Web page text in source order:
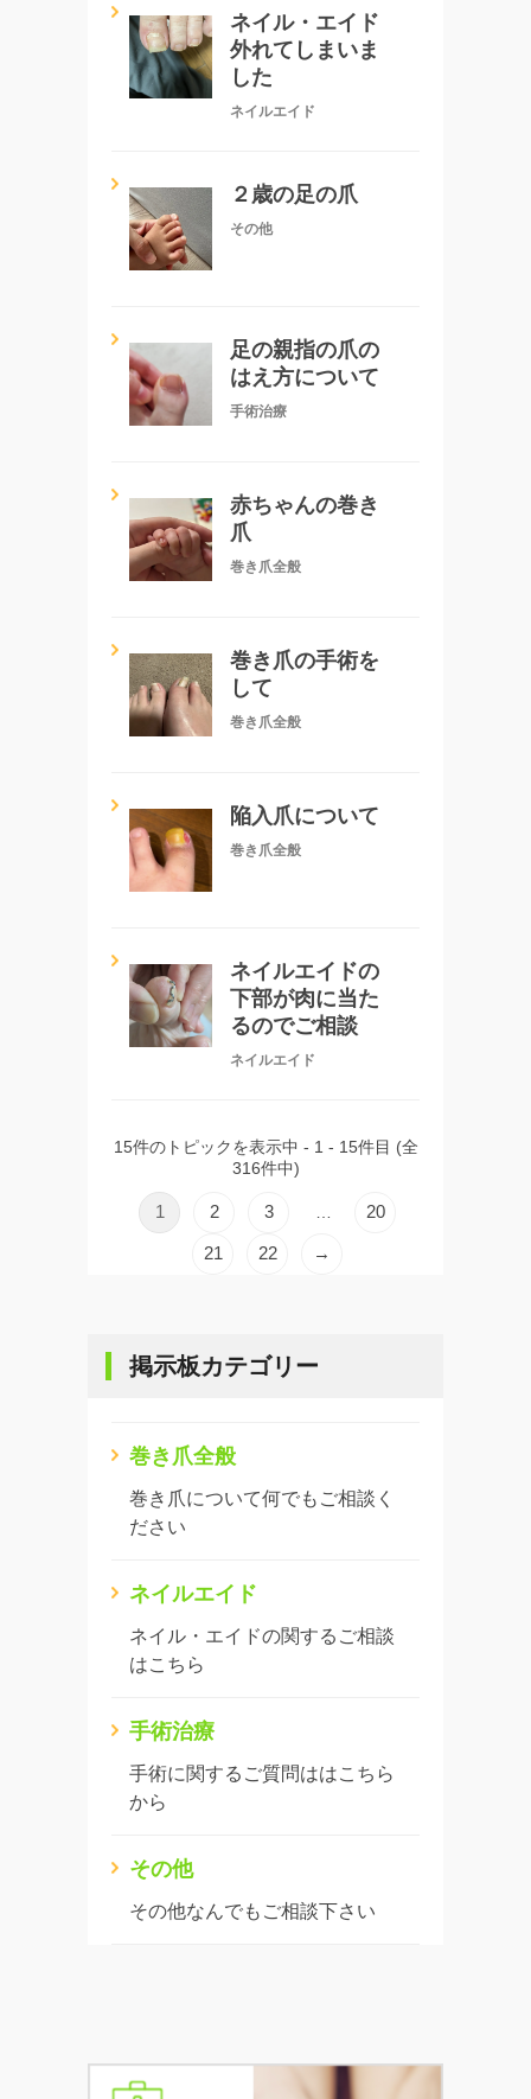
ネイル・エイド
外れてしまいま
した
ネイルエイド
２歳の足の爪
その他
足の親指の爪の
はえ方について
手術治療
赤ちゃんの巻き
爪
巻き爪全般
巻き爪の手術を
して
巻き爪全般
陥入爪について
巻き爪全般
ネイルエイドの
下部が肉に当た
るのでご相談
ネイルエイド
15件のトピックを表示中 - 1 - 15件目 (全
316件中)
1 2 3 20
21 22 →
掲示板カテゴリー
巻き爪全般
巻き爪について何でもご相談く
ださい
ネイルエイド
ネイル・エイドの関するご相談
はこちら
手術治療
手術に関するご質問ははこちら
から
その他
その他なんでもご相談下さい